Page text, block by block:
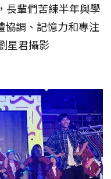
長輩們苦練半年與學
協調、記憶力和專注
星君攝影